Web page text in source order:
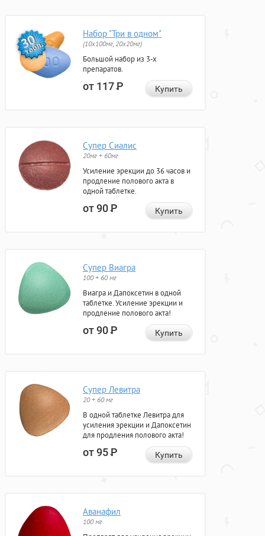
Набор "Три в одном"
(10x100мг, 20x20мг)
Большой набор из 3-х
препаратов.
от 117Р Купить
Супер Сиалис
20мг + 60мг
Усиление эрекции до 36 часов и
продление полового акта в
одной таблетке.
от 90Р Купить
Супер Виагра
100 + 60 мг
Виагра и Дапоксетин в одной
таблетке. Усиление эрекции и
продление полового акта!
от 90Р Купить
Супер Левитра
20 + 60 мг
В одной таблетке Левитра для
усиления эрекции и Дапоксетин
для продления полового акта!
от 95Р Купить
Аванафил
100 мг